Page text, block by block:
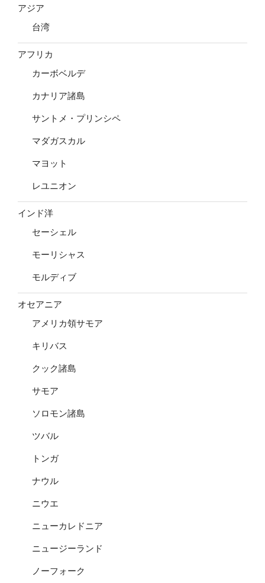
アジア
台湾
アフリカ
カーボベルデ
カナリア諸島
サントメ・プリンシペ
マダガスカル
マヨット
レユニオン
インド洋
セーシェル
モーリシャス
モルディブ
オセアニア
アメリカ領サモア
キリバス
クック諸島
サモア
ソロモン諸島
ツバル
トンガ
ナウル
ニウエ
ニューカレドニア
ニュージーランド
ノーフォーク